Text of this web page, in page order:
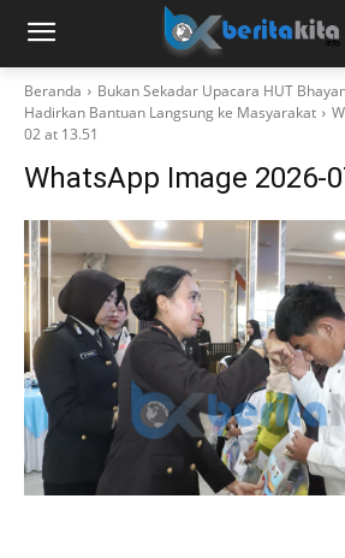
Beranda
Bukan Sekadar Upacara HUT
Hadirkan Bantuan Langsung ke Masyarakat
02 at 13.51
WhatsApp Image 2026-